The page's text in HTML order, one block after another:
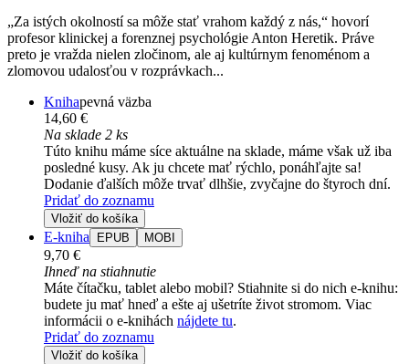
„Za istých okolností sa môže stať vrahom každý z nás,“ hovorí
profesor klinickej a forenznej psychológie Anton Heretik. Práve
preto je vražda nielen zločinom, ale aj kultúrnym fenoménom a
zlomovou udalosťou v rozprávkach...
Knihapevná väzba
14,60 €
Na sklade 2 ks
Túto knihu máme síce aktuálne na sklade, máme však už iba
posledné kusy. Ak ju chcete mať rýchlo, ponáhľajte sa!
Dodanie ďalších môže trvať dlhšie, zvyčajne do štyroch dní.
Pridať do zoznamu
Vložiť do košíka
E-kniha EPUB MOBI
9,70 €
Ihneď na stiahnutie
Máte čítačku, tablet alebo mobil? Stiahnite si do nich e-knihu:
budete ju mať hneď a ešte aj ušetríte život stromom. Viac
informácii o e-knihách nájdete tu.
Pridať do zoznamu
Vložiť do košíka